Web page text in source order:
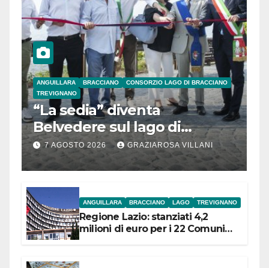
ANGUILLARA BRACCIANO
CONSORZIO LAGO DI BRACCIANO
TREVIGNANO
“La sedia” diventa
Belvedere sul lago di
Bracciano: ieri
l’inaugurazione
7 AGOSTO 2026 GRAZIAROSA VILLANI
ANGUILLARA BRACCIANO LAGO TREVIGNANO
Regione Lazio: stanziati 4,2
milioni di euro per i 22 Comuni